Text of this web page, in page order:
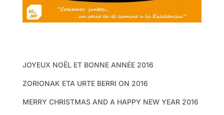
JOYEUX NOËL ET BONNE ANNÉE 2016
ZORIONAK ETA URTE BERRI ON 2016
MERRY CHRISTMAS AND A HAPPY NEW YEAR 2016